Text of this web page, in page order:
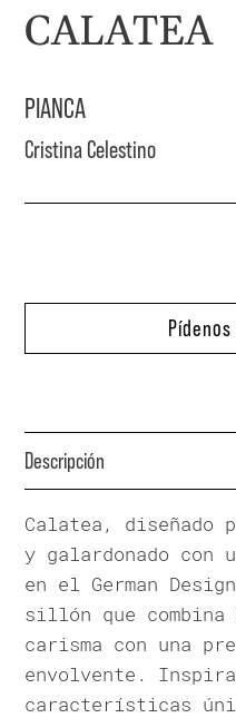
CALATEA
PIANCA
Cristina Celestino
Descripción
Calatea, diseñado
y galardonado con
en el German
sillón que
carisma con una
envolvente.
características